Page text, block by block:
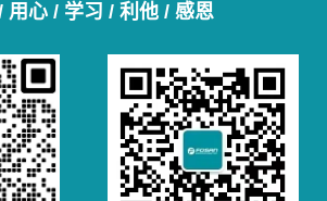
用心 / 学习 / 利他 / 感恩